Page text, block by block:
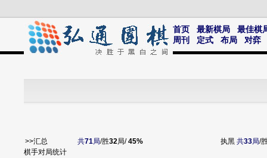
首页 最新棋局
最佳棋
周刊
定式 布局 对弈
>>汇总 共71局/胜32局/45% 执黑 共33局/
棋手对局统计